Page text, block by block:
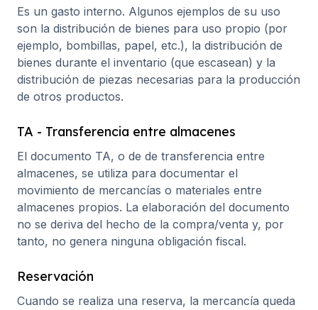
Es un gasto interno. Algunos ejemplos de su uso
son la distribución de bienes para uso propio (por
ejemplo, bombillas, papel, etc.), la distribución de
bienes durante el inventario (que escasean) y la
distribución de piezas necesarias para la producción
de otros productos.
TA - Transferencia entre almacenes
El documento TA, o de de transferencia entre
almacenes, se utiliza para documentar el
movimiento de mercancías o materiales entre
almacenes propios. La elaboración del documento
no se deriva del hecho de la compra/venta y, por
tanto, no genera ninguna obligación fiscal.
Reservación
Cuando se realiza una reserva, la mercancía queda